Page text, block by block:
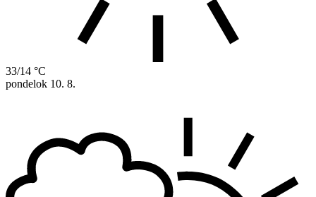
33/14 °C
pondelok 10. 8.